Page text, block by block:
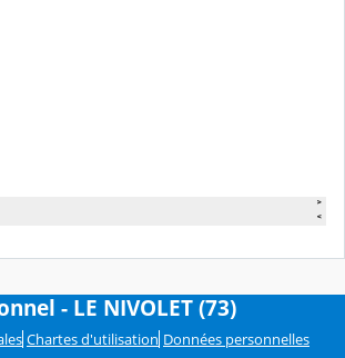
- LE NIVOLET (73)
Chartes d'utilisation Données personnelles